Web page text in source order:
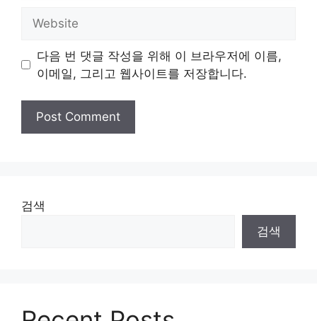
다음 번 댓글 작성을 위해 이 브라우저에 이름,
이메일, 그리고 웹사이트를 저장합니다.
검색
검색